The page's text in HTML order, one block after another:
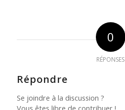
0
RÉPONSES
Répondre
Se joindre à la discussion ?